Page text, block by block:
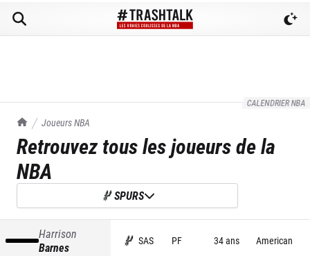
CALENDRIER NBA
TrashTalk Actu NBA
Joueurs NBA
Retrouvez tous les joueurs de la
NBA
SPURS
Harrison
Barnes
SAS PF 34 ans American